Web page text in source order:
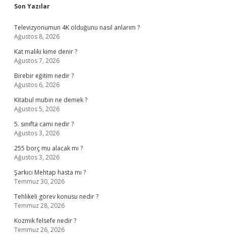
Sidebar
Son Yazılar
Televizyonumun 4K olduğunu nasıl anlarım ?
Ağustos 8, 2026
Kat maliki kime denir ?
Ağustos 7, 2026
Birebir eğitim nedir ?
Ağustos 6, 2026
Kitabul mubin ne demek ?
Ağustos 5, 2026
5. sınıfta cami nedir ?
Ağustos 3, 2026
255 borç mu alacak mı ?
Ağustos 3, 2026
Şarkıcı Mehtap hasta mı ?
Temmuz 30, 2026
Tehlikeli görev konusu nedir ?
Temmuz 28, 2026
Kozmik felsefe nedir ?
Temmuz 26, 2026